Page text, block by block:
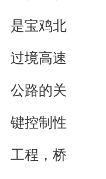
是宝鸡北
过境高速
公路的关
键控制性
工程，桥